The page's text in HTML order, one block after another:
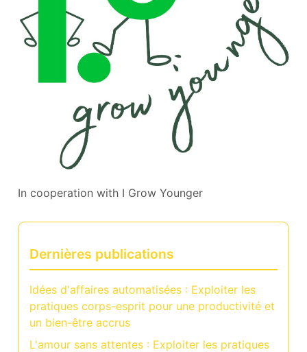
In cooperation with I Grow Younger
Dernières publications
Idées d'affaires automatisées : Exploiter les
pratiques corps-esprit pour une productivité et
un bien-être accrus
L'amour sans attentes : Exploiter les pratiques